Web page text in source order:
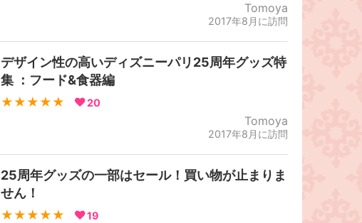
Tomoya
2017年8月に訪問
デザイン性の高いディズニーパリ25周年グッズ特
集 ：フード&食器編
★★★★★ 20
Tomoya
2017年8月に訪問
25周年グッズの一部はセール！買い物が止まりま
せん！
★★★★★ 19